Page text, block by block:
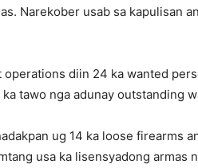
Narekober usab sa kapulisan
diin 24 ka wanted
tawo nga adunay outstanding
ug 14 ka loose firearms
usa ka lisensyadong armas